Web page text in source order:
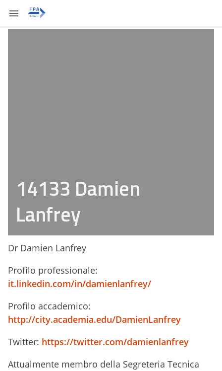
14133 Damien
Lanfrey
Dr Damien Lanfrey
Profilo professionale:
it.linkedin.com/in/damienlanfrey/
Profilo accademico:
http://city.academia.edu/DamienLanfrey
Twitter: https://twitter.com/damienlanfrey
Attualmente membro della Segreteria Tecnica